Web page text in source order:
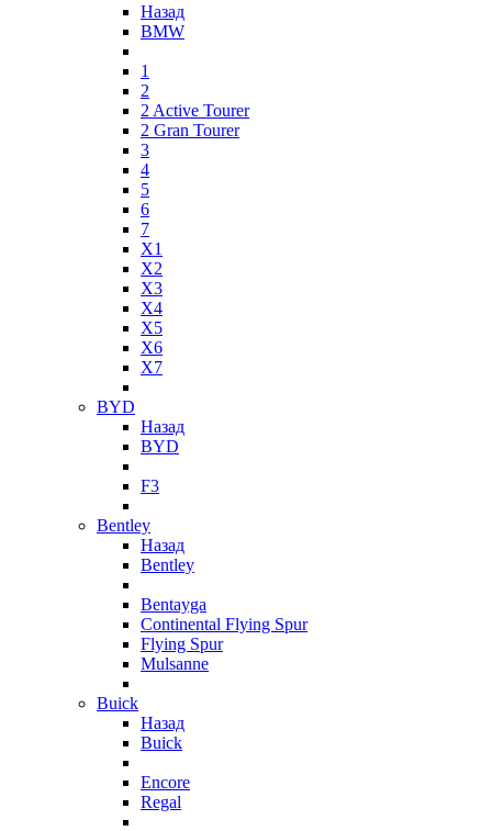
Назад
BMW
1
2
2 Active Tourer
2 Gran Tourer
3
4
5
6
7
X1
X2
X3
X4
X5
X6
X7
BYD
Назад
BYD
F3
Bentley
Назад
Bentley
Bentayga
Continental Flying Spur
Flying Spur
Mulsanne
Buick
Назад
Buick
Encore
Regal